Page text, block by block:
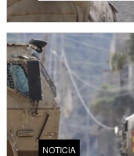
NOTICIA